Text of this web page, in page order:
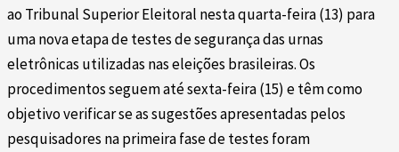
ao Tribunal Superior Eleitoral nesta quarta-feira (13) para
uma nova etapa de testes de segurança das urnas
eletrônicas utilizadas nas eleições brasileiras. Os
procedimentos seguem até sexta-feira (15) e têm como
objetivo verificar se as sugestões apresentadas pelos
pesquisadores na primeira fase de testes foram